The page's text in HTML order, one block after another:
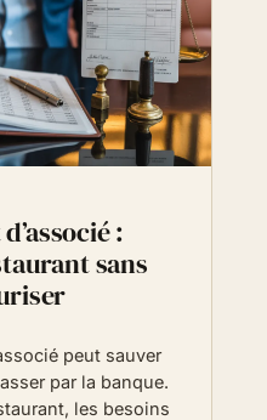
:
sans
peut sauver
par la banque.
les besoins